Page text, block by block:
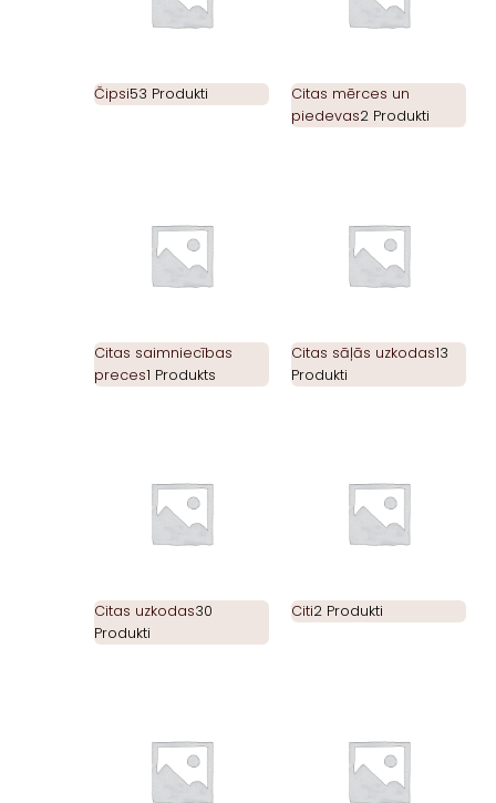
Čipsi53 Produkti
Citas mērces un
piedevas2 Produkti
Citas saimniecības
preces1 Produkts
Citas sāļās uzkodas13
Produkti
Citas uzkodas30
Produkti
Citi2 Produkti